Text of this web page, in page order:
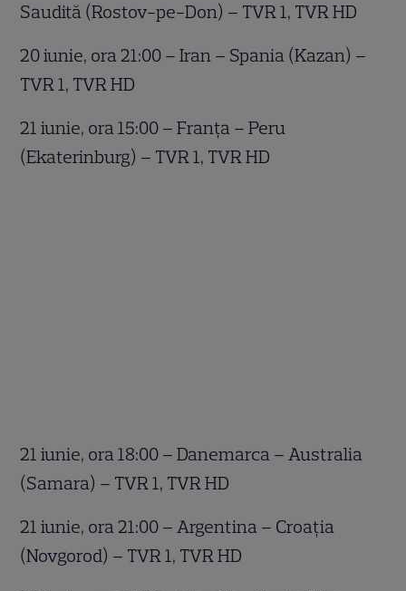
Saudită (Rostov-pe-Don) – TVR 1, TVR HD
20 iunie, ora 21:00 – Iran – Spania (Kazan) –
TVR 1, TVR HD
21 iunie, ora 15:00 – Franţa – Peru
(Ekaterinburg) – TVR 1, TVR HD
21 iunie, ora 18:00 – Danemarca – Australia
(Samara) – TVR 1, TVR HD
21 iunie, ora 21:00 – Argentina – Croaţia
(Novgorod) – TVR 1, TVR HD